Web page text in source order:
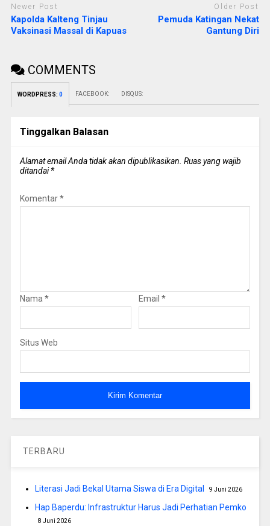
Newer Post
Kapolda Kalteng Tinjau
Vaksinasi Massal di Kapuas
Older Post
Pemuda Katingan Nekat
Gantung Diri
COMMENTS
WORDPRESS: 0 FACEBOOK: DISQUS:
Tinggalkan Balasan
Alamat email Anda tidak akan dipublikasikan. Ruas yang wajib
ditandai*
Komentar*
Nama * Email *
Situs Web
TERBARU
Literasi Jadi Bekal Utama Siswa di Era Digital 9 Juni 2026
Hap Baperdu: Infrastruktur Harus Jadi Perhatian Pemko
8 Juni 2026